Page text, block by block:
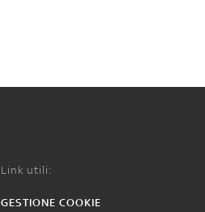
Link utili:
GESTIONE COOKIE